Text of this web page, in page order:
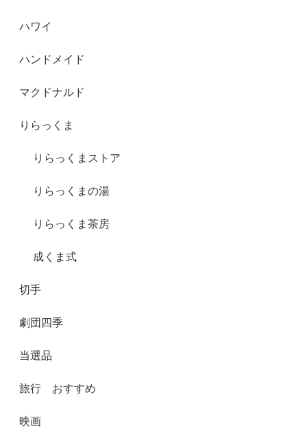
ハワイ
ハンドメイド
マクドナルド
りらっくま
りらっくまストア
りらっくまの湯
りらっくま茶房
成くま式
切手
劇団四季
当選品
旅行 おすすめ
映画